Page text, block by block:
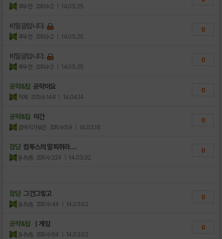
후우한 조회수:2 | 14.05.25
비밀글입니다.
후우한 조회수:2 | 14.05.25
0
비밀글입니다.
후우한 조회수:2 | 14.05.25
0
공략&팁 공략이요
허졔 조회수:148 | 14.04.14
0
공략&팁 이건
끝까지가보진 조회수:59 | 14.03.18
0
잡담 컴투스의 알피쥐라....
§냐냥§ 조회수:224 | 14.03.02
0
잡담 그건그렇고
§냐냥§ 조회수:44 | 14.03.02
0
공략&팁 ㅣ게임
§냐냥§ 조회수:64 | 14.03.02
0